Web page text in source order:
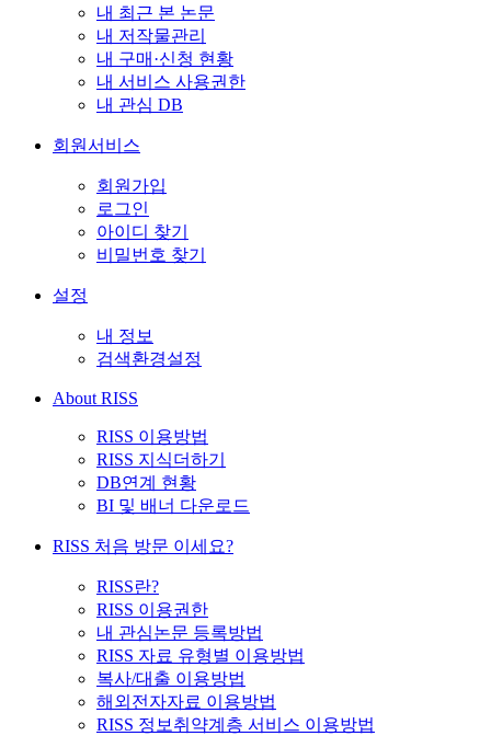
내 최근 본 논문
내 저작물관리
내 구매·신청 현황
내 서비스 사용권한
내 관심 DB
회원서비스
회원가입
로그인
아이디 찾기
비밀번호 찾기
설정
내 정보
검색환경설정
About RISS
RISS 이용방법
RISS 지식더하기
DB연계 현황
BI 및 배너 다운로드
RISS 처음 방문 이세요?
RISS란?
RISS 이용권한
내 관심논문 등록방법
RISS 자료 유형별 이용방법
복사/대출 이용방법
해외전자자료 이용방법
RISS 정보취약계층 서비스 이용방법